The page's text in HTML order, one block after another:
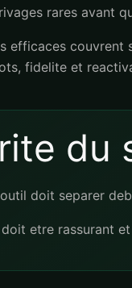
rares avant
efficaces couvrent
fidelite et
du
doit separer
etre rassurant